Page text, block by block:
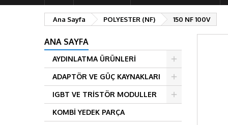
Ana Sayfa POLYESTER (NF) 150 NF 100V
ANA SAYFA
AYDINLATMA ÜRÜNLERİ
ADAPTÖR VE GÜÇ KAYNAKLARI
IGBT VE TRİSTÖR MODULLER
KOMBİ YEDEK PARÇA